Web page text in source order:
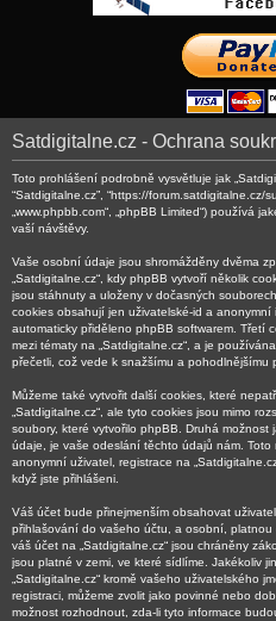
Satdigitalne.cz - Ochrana
Toto prohlášení podrobně vysvětluje jak
“Satdigitalne.cz”, “https://forum.satdigitalne.cz/
„www.phpbb.com“, „phpBB Limited“) používá
vaší návštěvy.
Vaše osobní údaje jsou shromážděny dvěma
„Satdigitalne.cz“, kdy phpBB vytvoří několik
jsou stáhnuty a uloženy v dočasných
cookies obsahují jen uživatelské-id a anonymní
automaticky přiděleno phpBB softwarem. Třetí
mezi tématy na „Satdigitalne.cz“, a je
přečetli, což vede k snažšímu a pohodlnějšímu
Můžeme také vytvořit další cookies, které
„Satdigitalne.cz“, ale tyto cookies jsou mimo
soubory, které vytvořilo phpBB. Druhá
údaje, je vaše odeslání těchto údajů nám.
anonymní uživatel, registrace na
když jste přihlášeni.
Váš účet bude přinejmenším obsahovat
přihlašování do vašeho účtu, a osobní,
váš účet na „Satdigitalne.cz“ jsou chráněny
jsou platné v zemi, ve které sídlíme. Jakékoliv
„Satdigitalne.cz“ kromě vašeho uživatelského
registraci, můžeme zvolit jako povinné nebo
možnost rozhodnout, zda-li tyto informace